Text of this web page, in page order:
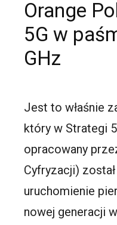
Orange
5G w
GHz
Jest to właśnie
który w Strategi
opracowany
Cyfryzacji)
uruchomienie
nowej generacji